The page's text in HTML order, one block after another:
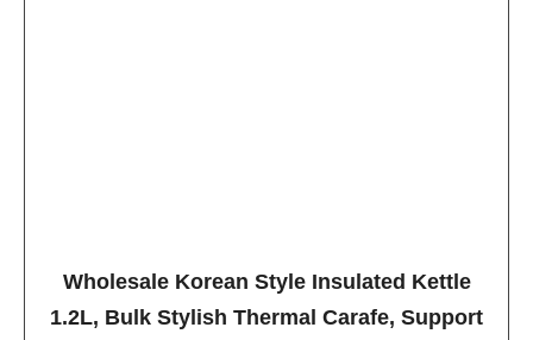
Wholesale Korean Style Insulated Kettle
1.2L, Bulk Stylish Thermal Carafe, Support